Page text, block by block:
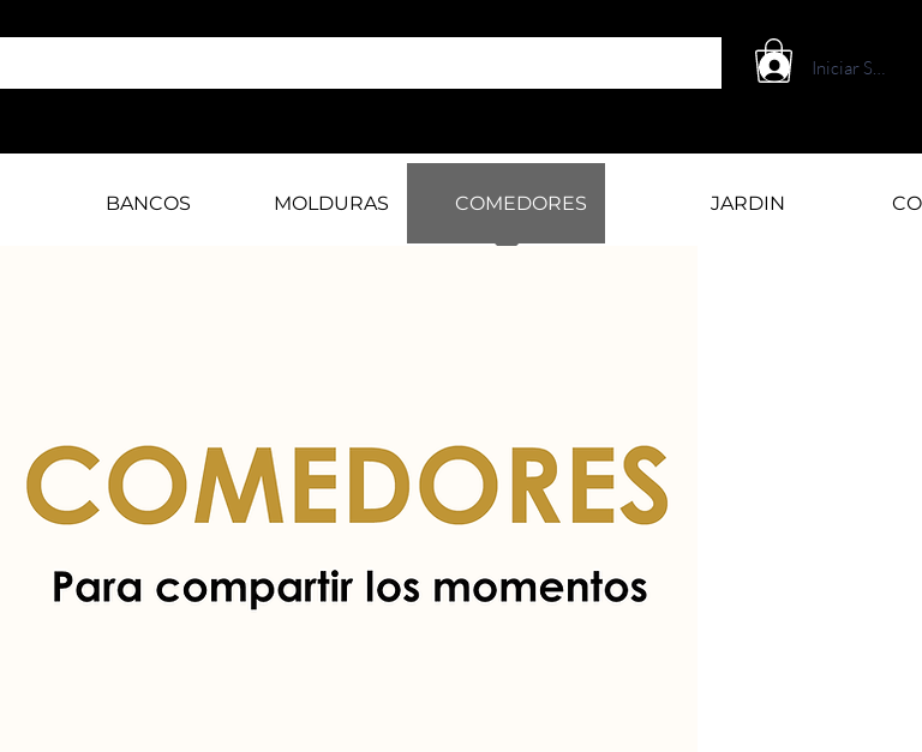
Iniciar Sesión
BANCOS MOLDURAS COMEDORES JARDIN